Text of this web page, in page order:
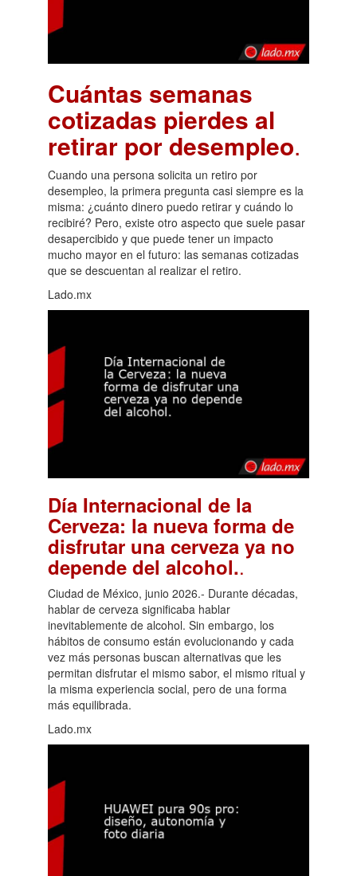
Cuántas semanas
cotizadas pierdes al
retirar por desempleo.
Cuando una persona solicita un retiro por
desempleo, la primera pregunta casi siempre es la
misma: ¿cuánto dinero puedo retirar y cuándo lo
recibiré? Pero, existe otro aspecto que suele pasar
desapercibido y que puede tener un impacto
mucho mayor en el futuro: las semanas cotizadas
que se descuentan al realizar el retiro.
Lado.mx
Día Internacional de la
Cerveza: la nueva forma de
disfrutar una cerveza ya no
depende del alcohol..
Ciudad de México, junio 2026.- Durante décadas,
hablar de cerveza significaba hablar
inevitablemente de alcohol. Sin embargo, los
hábitos de consumo están evolucionando y cada
vez más personas buscan alternativas que les
permitan disfrutar el mismo sabor, el mismo ritual y
la misma experiencia social, pero de una forma
más equilibrada.
Lado.mx